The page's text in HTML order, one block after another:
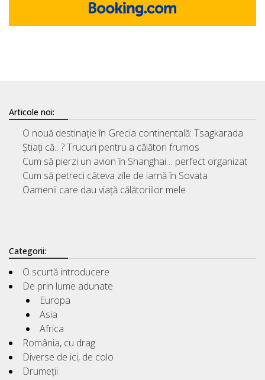
Articole noi:
O nouă destinație în Grecia continentală: Tsagkarada
Știați că…? Trucuri pentru a călători frumos
Cum să pierzi un avion în Shanghai… perfect organizat
Cum să petreci câteva zile de iarnă în Sovata
Oamenii care dau viață călătoriilor mele
Categorii:
O scurtă introducere
De prin lume adunate
Europa
Asia
Africa
România, cu drag
Diverse de ici, de colo
Drumeții